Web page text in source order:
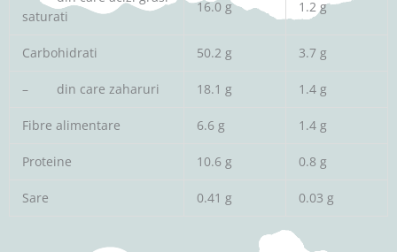
saturati
16.0 g 1.2 g
Carbohidrati 50.2 g 3.7 g
– din care zaharuri 18.1 g 1.4 g
Fibre alimentare 6.6 g 1.4 g
Proteine 10.6 g 0.8 g
Sare 0.41 g 0.03 g